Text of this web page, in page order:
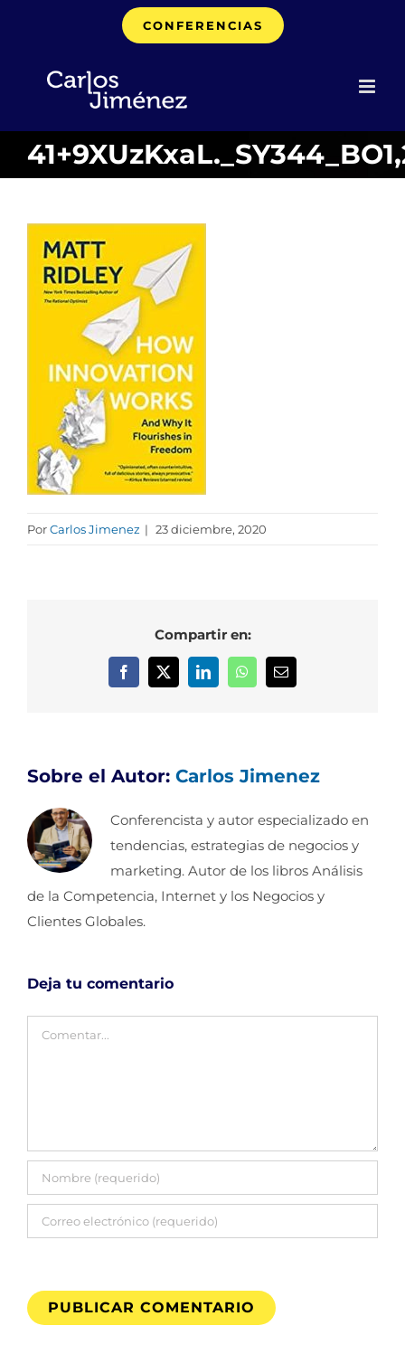
CONFERENCIAS
PorCarlos Jimenez | 23 diciembre, 2020
Compartir en:
Facebook
X LinkedInWhatsAppCorreo
Sobre el Autor: Carlos Jimenez
Conferencista y autor especializado en
tendencias, estrategias de negocios y
marketing. Autor de los libros Análisis
de la Competencia, Internet y los Negocios y
Clientes Globales.
Deja tu comentario
Comentar